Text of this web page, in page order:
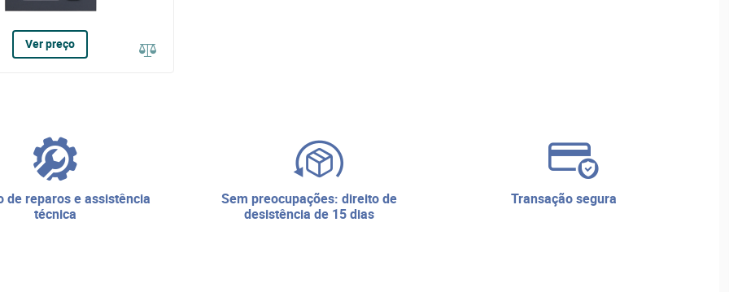
Ver preço
técnica
sem preocupações: direito de
desistência de 15 dias
transação segura